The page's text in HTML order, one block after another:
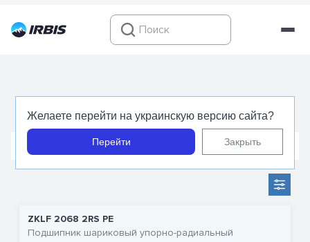
Желаете перейти на украинскую версию сайта?
Перейти Закрыть
Упорно-радиальные подшипники
Шариковые подшипники Роликовые подшипники
ZKLF 2068 2RS PE
Подшипник шариковый упорно-радиальный